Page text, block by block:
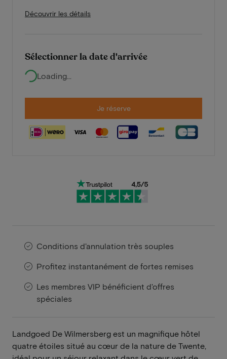
Découvrir les détails
Sélectionner la date d'arrivée
Loading...
Je réserve
Conditions d'annulation très souples
Profitez instantanément de fortes remises
Les membres VIP bénéficient d'offres
spéciales
Landgoed De Wilmersberg est un magnifique hôtel
quatre étoiles situé au cœur de la nature de Twente,